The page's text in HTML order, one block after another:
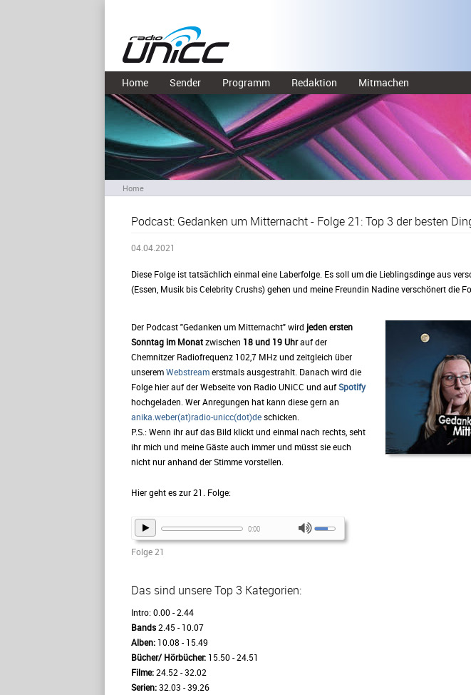
Home Sender Programm Redaktion Mitmachen
Home
Podcast: Gedanken um Mitternacht - Folge 21: Top 3 der besten
04.04.2021
Diese Folge ist tatsächlich einmal eine Laberfolge. Es soll um die Lieblingsdinge aus
(Essen, Musik bis Celebrity Crushs) gehen und meine Freundin Nadine verschönert die
Der Podcast "Gedanken um Mitternacht" wird jeden ersten
Sonntag im Monatzwischen 18 und 19 Uhrauf der
Chemnitzer Radiofrequenz 102,7 MHz und zeitgleich über
unseremWebstreamerstmals ausgestrahlt. Danach wird die
Folge hier auf der Webseite von Radio UNiCC und aufSpotify
hochgeladen. Wer Anregungen hat kann diese gern an
anika.weber(at)radio-unicc(dot)deschicken.
P.S.: Wenn ihr auf das Bild klickt und einmal nach rechts, seht
ihr mich und meine Gäste auch immer und müsst sie euch
nicht nur anhand der Stimme vorstellen.
Hier geht es zur 21. Folge:
0:00
Folge 21
Das sind unsere Top 3 Kategorien:
Intro: 0.00 - 2.44
Bands2.45 - 10.07
Alben: 10.08 - 15.49
Bücher/ Hörbücher: 15.50 - 24.51
Filme:24.52 - 32.02
Serien:32.03 - 39.26